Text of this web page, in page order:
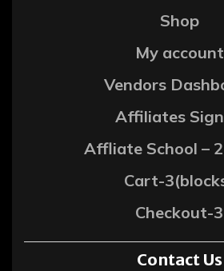
Shop
My account
Vendors
Affiliates
Affliate School –
Cart-
Checkout-3
Contact Us